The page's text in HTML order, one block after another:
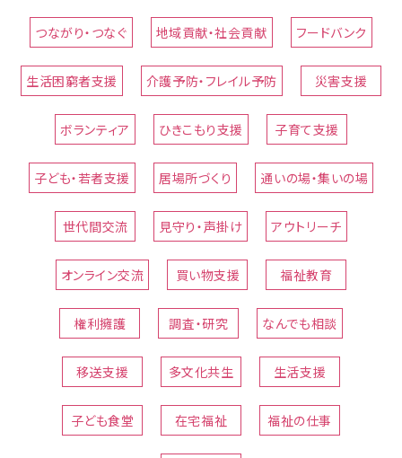
つながり・つなぐ 地域貢献・社会貢献 フードバンク
生活困窮者支援 介護予防・フレイル予防 災害支援
ボランティア ひきこもり支援 子育て支援
子ども・若者支援 居場所づくり 通いの場・集いの場
世代間交流 見守り・声掛け アウトリーチ
オンライン交流 買い物支援 福祉教育
権利擁護 調査・研究 なんでも相談
移送支援 多文化共生 生活支援
子ども食堂 在宅福祉 福祉の仕事